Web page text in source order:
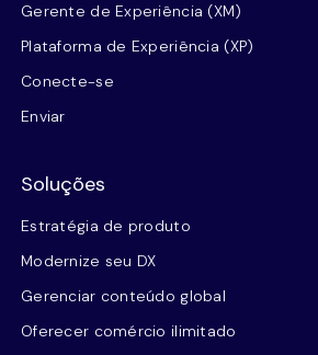
Gerente de Experiência (XM)
Plataforma de Experiência (XP)
Conecte-se
Enviar
Soluções
Estratégia de produto
Modernize seu DX
Gerenciar conteúdo global
Oferecer comércio ilimitado